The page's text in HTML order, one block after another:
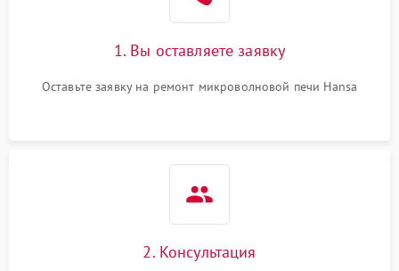
2200 ₽
Не работают сенсорные
1000 ₽
1. Вы оставляете заявку
Оставьте заявку на ремонт микроволновой печи Hansa
2. Консультация